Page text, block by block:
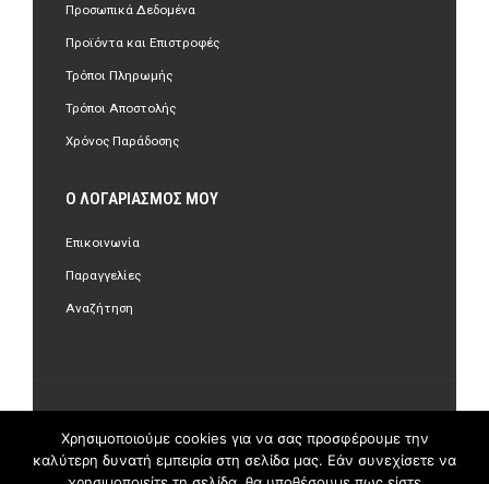
Προσωπικά Δεδομένα
Προϊόντα και Επιστροφές
Τρόποι Πληρωμής
Τρόποι Αποστολής
Χρόνος Παράδοσης
Ο ΛΟΓΑΡΙΑΣΜΌΣ ΜΟΥ
Επικοινωνία
Παραγγελίες
Αναζήτηση
Χρησιμοποιούμε cookies για να σας προσφέρουμε την
καλύτερη δυνατή εμπειρία στη σελίδα μας. Εάν συνεχίσετε να